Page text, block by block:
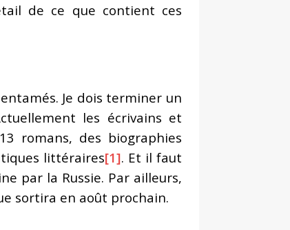
de ce que contient ces
Je dois terminer un
les écrivains et
romans, des biographies
littéraires[1]. Et il faut
par la Russie. Par ailleurs,
sortira en août prochain.